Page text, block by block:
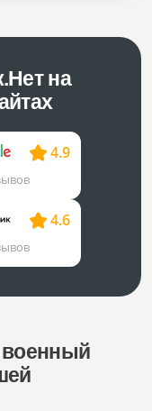
на
4.9
4.6
военный